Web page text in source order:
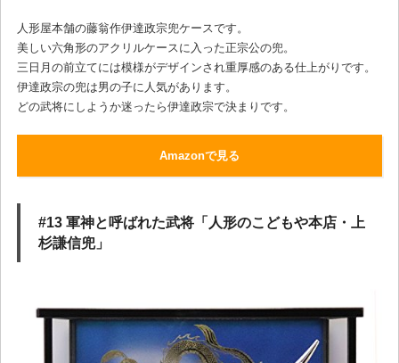
人形屋本舗の藤翁作伊達政宗兜ケースです。
美しい六角形のアクリルケースに入った正宗公の兜。
三日月の前立てには模様がデザインされ重厚感のある仕上がりです。
伊達政宗の兜は男の子に人気があります。
どの武将にしようか迷ったら伊達政宗で決まりです。
Amazonで見る
#13 軍神と呼ばれた武将「人形のこどもや本店・上
杉謙信兜」